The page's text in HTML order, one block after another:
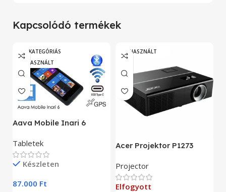
Kapcsolódó termékek
„A” KATEGÓRIÁS
HASZNÁLT
Aava Mobile Inari 6
Tabletek
Készleten
87.000 Ft
HASZNÁLT
Acer Projektor P1273
Projector
Elfogyott